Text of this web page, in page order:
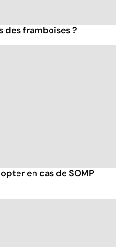
des framboises ?
en cas de SOMP